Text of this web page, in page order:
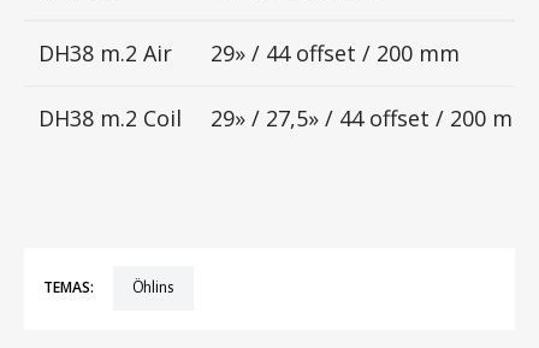
DH38 m.2 Air 29» / 44 offset / 200 mm
DH38 m.2 Coil 29» / 27,5» / 44 offset / 200 mm
TEMAS: Öhlins